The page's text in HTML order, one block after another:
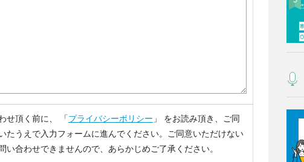
せ頂く前に、 「プライバシーポリシー 」 をお読み頂き、ご同
たうえで入力フォームに進んでください。ご同意いただけない
い合わせできませんので、あらかじめご了承ください。